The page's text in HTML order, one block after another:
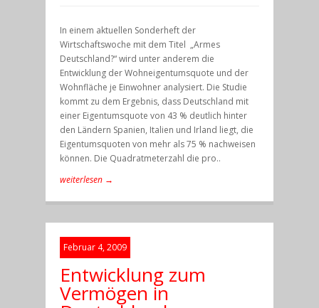
In einem aktuellen Sonderheft der
Wirtschaftswoche mit dem Titel „Armes
Deutschland?“ wird unter anderem die
Entwicklung der Wohneigentumsquote und der
Wohnfläche je Einwohner analysiert. Die Studie
kommt zu dem Ergebnis, dass Deutschland mit
einer Eigentumsquote von 43 % deutlich hinter
den Ländern Spanien, Italien und Irland liegt, die
Eigentumsquoten von mehr als 75 % nachweisen
können. Die Quadratmeterzahl die pro..
weiterlesen →
Februar 4, 2009
Entwicklung zum
Vermögen in